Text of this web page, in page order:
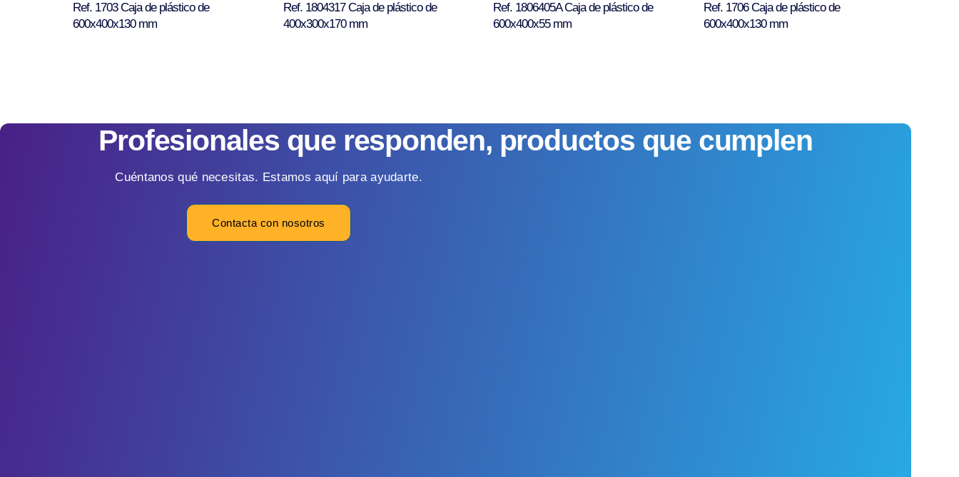
Ref. 1703 Caja de plástico de
600x400x130 mm
Ref. 1804317 Caja de plástico de
400x300x170 mm
Ref. 1806405A Caja de plástico de
600x400x55 mm
Ref. 1706 Caja de plástico de
600x400x130 mm
Profesionales que responden, productos que cumplen
Cuéntanos qué necesitas. Estamos aquí para ayudarte.
Contacta con nosotros